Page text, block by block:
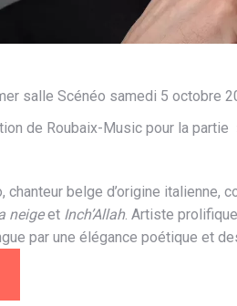
salle Scénéo samedi 5 octobre
de Roubaix-Music pour la partie
chanteur belge d’origine italienne,
neigeet Inch’Allah. Artiste
par une élégance poétique et